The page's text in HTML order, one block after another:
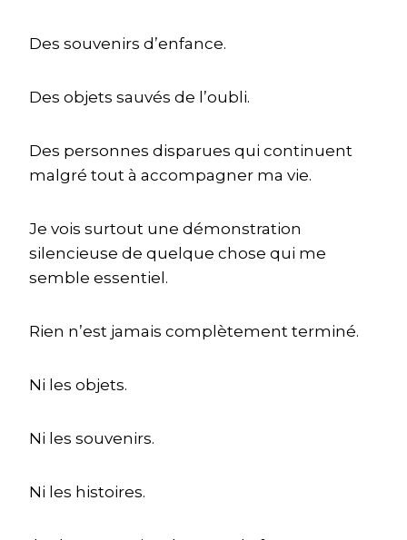
Des souvenirs d’enfance.
Des objets sauvés de l’oubli.
Des personnes disparues qui continuent
malgré tout à accompagner ma vie.
Je vois surtout une démonstration
silencieuse de quelque chose qui me
semble essentiel.
Rien n’est jamais complètement terminé.
Ni les objets.
Ni les souvenirs.
Ni les histoires.